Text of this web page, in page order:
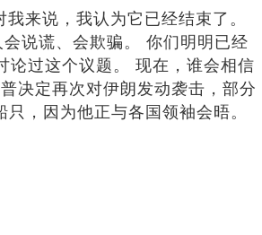
来说，我认为它已经结束了。
说谎、会欺骗。 你们明明已经
论过这个议题。 现在，谁会相信
决定再次对伊朗发动袭击，部分
，因为他正与各国领袖会晤。